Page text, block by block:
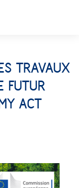
TRAVAUX
FUTUR
ACT